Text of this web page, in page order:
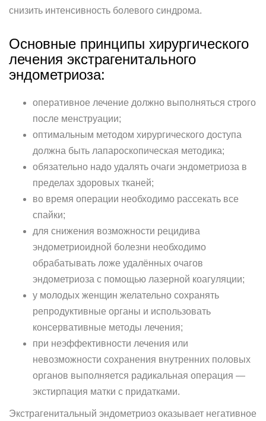
снизить интенсивность болевого синдрома.
Основные принципы хирургического
лечения экстрагенитального
эндометриоза:
оперативное лечение должно выполняться строго
после менструации;
оптимальным методом хирургического доступа
должна быть лапароскопическая методика;
обязательно надо удалять очаги эндометриоза в
пределах здоровых тканей;
во время операции необходимо рассекать все
спайки;
для снижения возможности рецидива
эндометриоидной болезни необходимо
обрабатывать ложе удалённых очагов
эндометриоза с помощью лазерной коагуляции;
у молодых женщин желательно сохранять
репродуктивные органы и использовать
консервативные методы лечения;
при неэффективности лечения или
невозможности сохранения внутренних половых
органов выполняется радикальная операция —
экстирпация матки с придатками.
Экстрагенитальный эндометриоз оказывает негативное